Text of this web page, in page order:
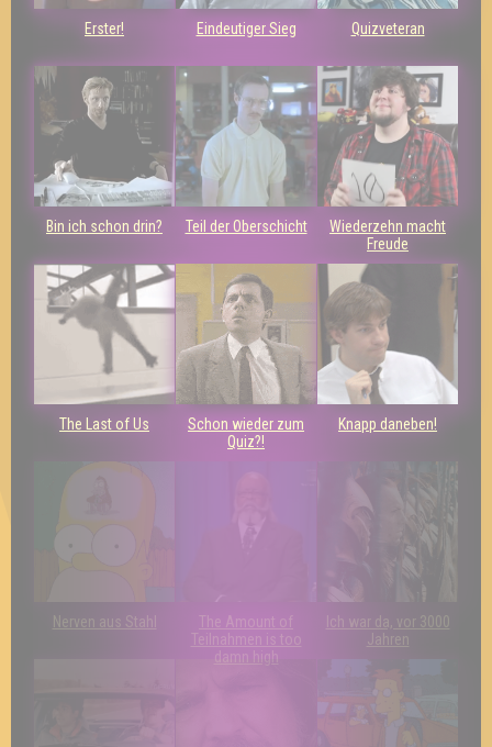
Erster! Eindeutiger Sieg Quizveteran
Bin ich schon drin? Teil der Oberschicht
Wiederzehn macht
Freude
The Last of Us
Schon wieder zum
Quiz?!
Knapp daneben!
Nerven aus Stahl
The Amount of
Teilnahmen is too
damn high
Ich war da, vor 3000
Jahren